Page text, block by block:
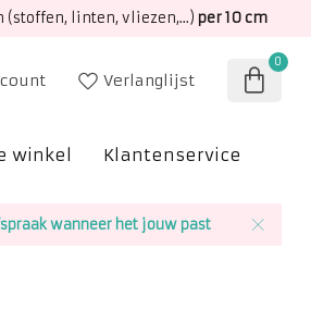
(stoffen, linten, vliezen,...) per 10 cm
Verlanglijst
0
winkel Klantenservice
wanneer het jouw past